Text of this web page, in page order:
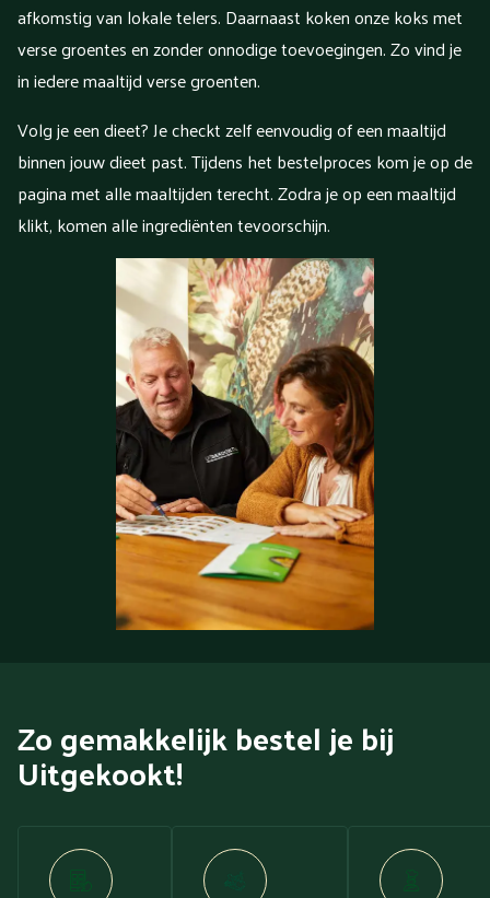
afkomstig van lokale telers. Daarnaast koken onze koks met
verse groentes en zonder onnodige toevoegingen. Zo vind je
in iedere maaltijd verse groenten.
Volg je een dieet? Je checkt zelf eenvoudig of een maaltijd
binnen jouw dieet past. Tijdens het bestelproces kom je op de
pagina met alle maaltijden terecht. Zodra je op een maaltijd
klikt, komen alle ingrediënten tevoorschijn.
Zo gemakkelijk bestel je bij
Uitgekookt!